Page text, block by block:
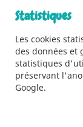
Ma
Il
Statistiques
Les cookies
des données et
statistiques
préservant
Google.